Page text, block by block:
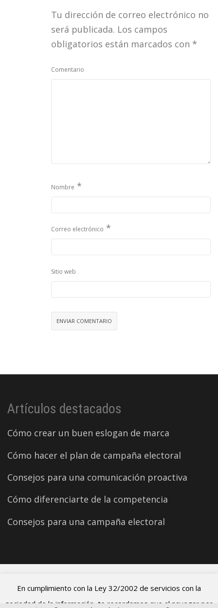
Tu dirección de correo electrónico no
será publicada. Los campos
obligatorios están marcados con *
Comentario
Nombre *
Correo electrónico *
Sitio web
Artículos destacados
Cómo crear un buen eslogan de marca
Cómo hacer el plan de campaña electoral
Consejos para una comunicación proactiva
Cómo diferenciarte de la competencia
Consejos para una campaña electoral
©2026 Carles Aparicio
En cumplimiento con la Ley 32/2002 de servicios con la
sociedad de la información, te recordamos que al navegar por